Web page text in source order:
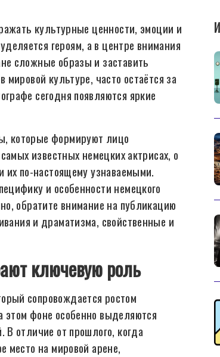
культурные ценности, эмоции и
героям, а в центре внимания
сложные образы и заставить
культуре, часто остаётся за
сегодня появляются яркие
которые формируют лицо
известных немецких актрисах, о
их по-настоящему узнаваемыми.
и особенности немецкого
обратите внимание на публикацию
и драматизма, свойственные и
ключевую роль
сопровождается ростом
этом фоне особенно выделяются
отличие от прошлого, когда
место на мировой арене,